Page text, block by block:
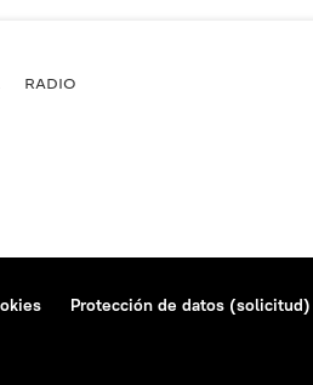
RADIO
Protección de datos (solicitud)